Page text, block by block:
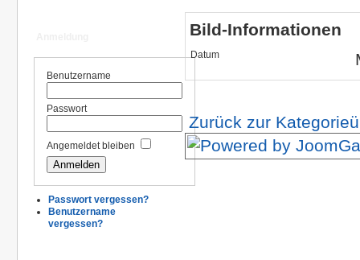
Benutzername
Passwort
Angemeldet bleiben
Passwort vergessen?
Benutzername
vergessen?
Bild-Informationen
Datum
Zurück zur